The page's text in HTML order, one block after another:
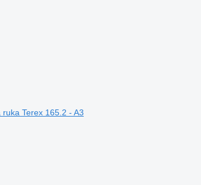
ruka Terex 165.2 - A3